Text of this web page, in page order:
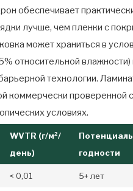
обеспечивает
лучше, чем пленки с
может храниться в
относительной влажности)
технологии.
коммерчески проверенной
условиях.
WVTR (г/м²/
день)
годности
< 0,01 5+ лет